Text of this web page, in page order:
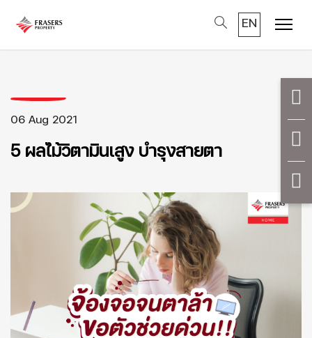
EN
Menu
06 Aug 2021
5 ผลไม้วิตามินเสูง บำรุงสายตา